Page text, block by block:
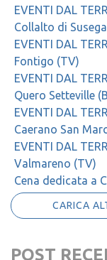
EVENTI DAL
Collalto di
EVENTI DAL
Fontigo (TV)
EVENTI DAL
Quero Setteville
EVENTI DAL
Caerano San
EVENTI DAL
Valmareno (TV)
Cena dedicata a
CARICA
POST